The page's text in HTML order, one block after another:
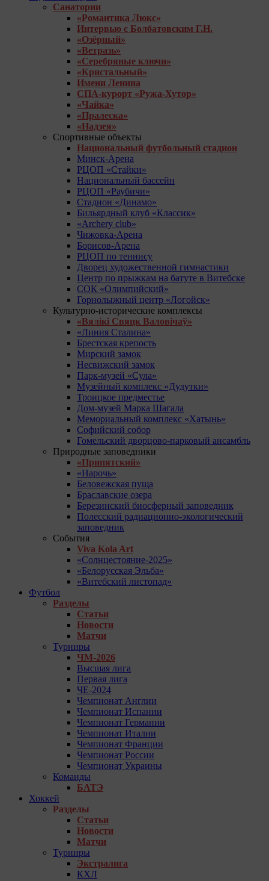
Санатории
«Романтика Люкс»
Интервью с Болбатовским Г.Н.
«Озёрный»
«Ветразь»
«Серебряные ключи»
«Кристальный»
Имени Ленина
СПА-курорт «Ружа-Хутор»
«Чайка»
«Пралеска»
«Надзея»
Спортивные объекты
Национальный футбольный стадион
Минск-Арена
РЦОП «Стайки»
Национальный бассейн
РЦОП «Раубичи»
Стадион «Динамо»
Бильярдный клуб «Классик»
«Archery club»
Чижовка-Арена
Борисов-Арена
РЦОП по теннису
Дворец художественной гимнастики
Центр по прыжкам на батуте в Витебске
СОК «Олимпийский»
Горнолыжный центр «Логойск»
Культурно-исторические комплексы
«Вялікі Свяцк Валовічаў»
«Линия Сталина»
Брестская крепость
Мирский замок
Несвижский замок
Парк-музей «Сула»
Музейный комплекс «Дудутки»
Троицкое предместье
Дом-музей Марка Шагала
Мемориальный комплекс «Хатынь»
Софийский собор
Гомельский дворцово-парковый ансамбль
Природные заповедники
«Припятский»
«Нарочь»
Беловежская пуща
Браславские озера
Березинский биосферный заповедник
Полесский радиационно-экологический
заповедник
События
Viva Kola Art
«Солнцестояние-2025»
«Белорусская Эльба»
«Витебский листопад»
Футбол
Разделы
Статьи
Новости
Матчи
Турниры
ЧМ-2026
Высшая лига
Первая лига
ЧЕ-2024
Чемпионат Англии
Чемпионат Испании
Чемпионат Германии
Чемпионат Италии
Чемпионат Франции
Чемпионат России
Чемпионат Украины
Команды
БАТЭ
Хоккей
Разделы
Статьи
Новости
Матчи
Турниры
Экстралига
КХЛ